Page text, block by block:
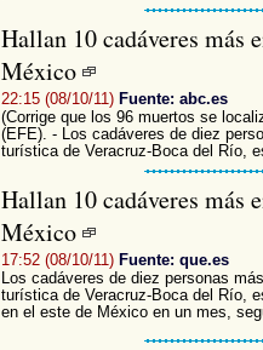
Hallan 10 cadáveres más
México
22:15 (08/10/11) Fuente: abc.es
(Corrige que los 96 muertos se
(EFE). - Los cadáveres de diez
turística de Veracruz-Boca del Río,
Hallan 10 cadáveres más
México
17:52 (08/10/11) Fuente: que.es
Los cadáveres de diez personas
turística de Veracruz-Boca del Río,
en el este de México en un mes,